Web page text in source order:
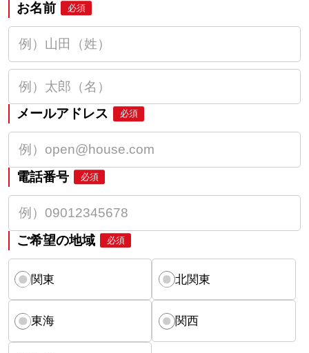
お名前 必須
メールアドレス 必須
電話番号 必須
ご希望の地域 必須
関東 北関東
東海 関西